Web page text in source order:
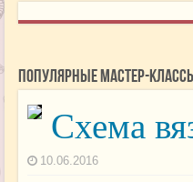
Популярные мастер-
Схема
10.06.2016